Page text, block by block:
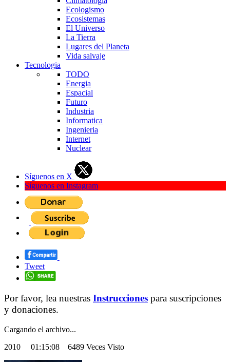
Ecologismo
Ecosistemas
El Universo
La Tierra
Lugares del Planeta
Vida salvaje
Tecnologia
TODO
Energia
Espacial
Futuro
Industria
Informatica
Ingenieria
Internet
Nuclear
Síguenos en X
Síguenos en Instagram
Tweet
Por favor, lea nuestras Instrucciones para suscripciones
y donaciones.
Cargando el archivo...
2010 01:15:08 6489 Veces Visto